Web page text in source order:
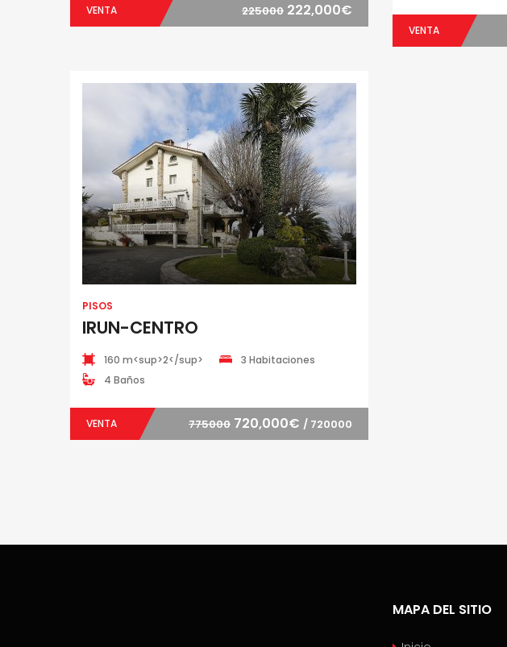
VENTA 225000 222,000€
VENTA
PISOS
IRUN-CENTRO
160 m<sup>2</sup>
3 Habitaciones
4 Baños
VENTA 775000 720,000€ / 720000
MAPA DEL SITIO